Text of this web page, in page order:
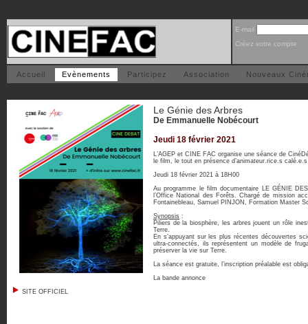
E-mail
Créez votre compte
Accueil Evènements Participez Association Nouveaux
SITE OFFICIEL
Le Génie des Arbres
De Emmanuelle Nobécourt
Jeudi 18 février 2021
L’AGEP et CINE FAC organise une séance de
le film, le tout en présence d’animateur.rice.s
Jeudi 18 février 2021 à 18H00
Au programme le film documentaire LE GÉNIE
l’Office National des Forêts. Chargé de mission
Fontainebleau, Samuel PINJON, Formation Master
Synopsis :
Piliers de la biosphère, les arbres jouent un rôle
Terre.
En s’appuyant sur les plus récentes découvertes
ultra-connectés, ils représentent un modèle de
préserver la vie sur Terre.
La séance est gratuite, l’inscription préalable est
La bande annonce